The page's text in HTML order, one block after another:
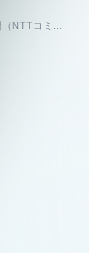
「レンタル新規事業室」事例記事公開（NTTコミュニケーションズ）